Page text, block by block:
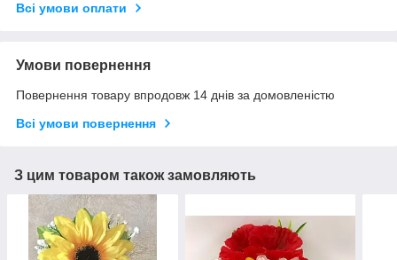
Всі умови оплати
Умови повернення
Повернення товару впродовж 14 днів за домовленістю
Всі умови повернення
З цим товаром також замовляють